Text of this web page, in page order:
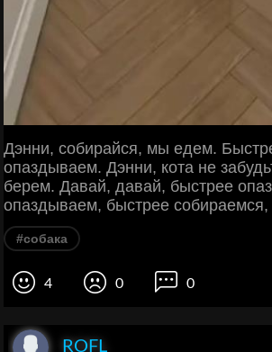
Дэнни, собирайся, мы едем.
опаздываем. Дэнни, кота не
берем. Давай, давай, быстрее
опаздываем, быстрее собираемся,
#собака
4 0 0
ROFL